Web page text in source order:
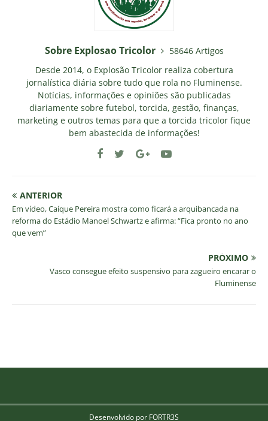
Sobre Explosao Tricolor
58646 Artigos
Desde 2014, o Explosão Tricolor realiza cobertura
jornalística diária sobre tudo que rola no Fluminense.
Notícias, informações e opiniões são publicadas
diariamente sobre futebol, torcida, gestão, finanças,
marketing e outros temas para que a torcida tricolor fique
bem abastecida de informações!
ANTERIOR
Em vídeo, Caíque Pereira mostra como ficará a arquibancada na
reforma do Estádio Manoel Schwartz e afirma: “Fica pronto no ano
que vem”
PRÓXIMO
Vasco consegue efeito suspensivo para zagueiro encarar o
Fluminense
Desenvolvido por FORTR3S